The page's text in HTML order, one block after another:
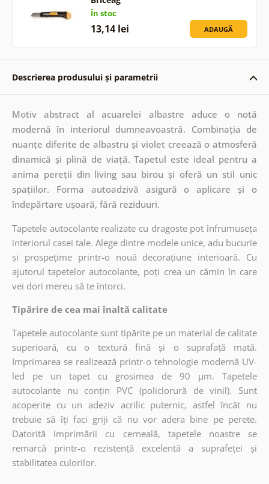
În stoc
13,14 lei ADAUGĂ
Descrierea produsului și parametrii
Motiv abstract al acuarelei albastre aduce o notă
modernă în interiorul dumneavoastră. Combinația de
nuanțe diferite de albastru și violet creează o atmosferă
dinamică și plină de viață. Tapetul este ideal pentru a
anima pereții din living sau birou și oferă un stil unic
spațiilor. Forma autoadzivă asigură o aplicare și o
îndepărtare ușoară, fără reziduuri.
Tapetele autocolante realizate cu dragoste pot înfrumuseța
interiorul casei tale. Alege dintre modele unice, adu bucurie
și prospețime printr-o nouă decorațiune interioară. Cu
ajutorul tapetelor autocolante, poți crea un cămin în care
vei dori mereu să te întorci.
Tipărire de cea mai înaltă calitate
Tapetele autocolante sunt tipărite pe un material de calitate
superioară, cu o textură fină și o suprafață mată.
Imprimarea se realizează printr-o tehnologie modernă UV-
led pe un tapet cu grosimea de 90 µm. Tapetele
autocolante nu conțin PVC (policlorură de vinil). Sunt
acoperite cu un adeziv acrilic puternic, astfel încât nu
trebuie să îți faci griji că nu vor adera bine pe perete.
Datorită imprimării cu cerneală, tapetele noastre se
remarcă printr-o rezistență excelentă a suprafeței și
stabilitatea culorilor.